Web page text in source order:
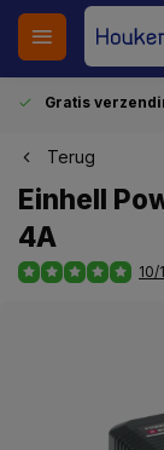
Gratis
Terug
Einhell
4A
10/